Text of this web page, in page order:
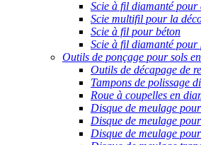
Scie à fil diamanté pour
Scie multifil pour la
Scie à fil pour béton
Scie à fil diamanté pour
Outils de ponçage pour sols
Outils de décapage de
Tampons de polissage
Roue à coupelles en
Disque de meulage
Disque de meulage
Disque de meulage